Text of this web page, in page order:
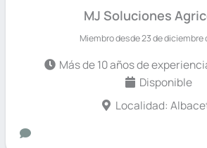
MJ Soluciones
Miembro desde 23 de diciembre
Más de 10 años de
Disponible
Localidad: